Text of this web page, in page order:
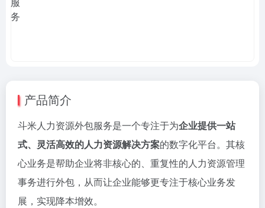
产品简介
斗米人力资源外包服务是一个专注于为企业提供一站
式、灵活高效的人力资源解决方案的数字化平台。其核
心业务是帮助企业将非核心的、重复性的人力资源管理
事务进行外包，从而让企业能够更专注于核心业务发
展，实现降本增效。